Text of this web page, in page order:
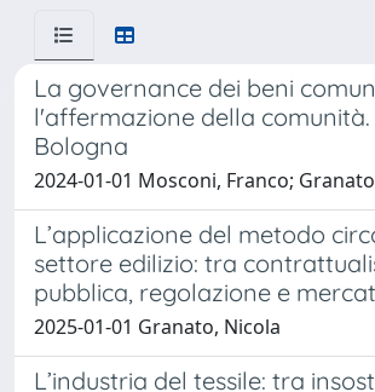
La governance dei beni
l'affermazione della comunità.
Bologna
2024-01-01 Mosconi, Franco;
L’applicazione del metodo
settore edilizio: tra
pubblica, regolazione e
2025-01-01 Granato, Nicola
L’industria del tessile: tra